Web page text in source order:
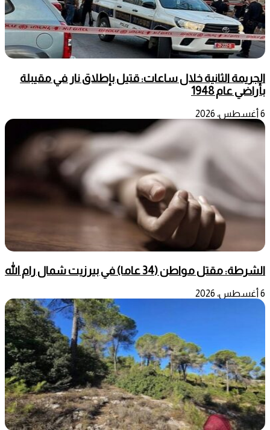
الجريمة الثانية خلال ساعات: قتيل بإطلاق نار في مقيبلة
بأراضي عام 1948
6 أغسطس، 2026
الشرطة: مقتل مواطن (34 عاما) في بيرزيت شمال رام الله
6 أغسطس، 2026